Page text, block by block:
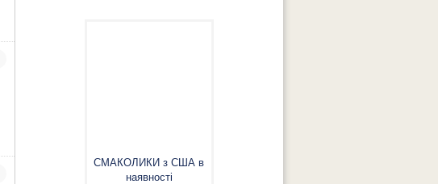
СМАКОЛИКИ з США в
наявності